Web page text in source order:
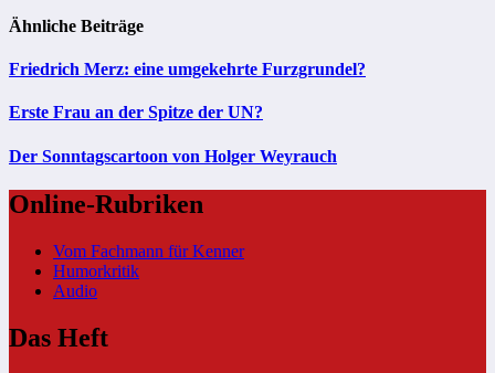
Ähnliche Beiträge
Friedrich Merz: eine umgekehrte Furzgrundel?
Erste Frau an der Spitze der UN?
Der Sonntagscartoon von Holger Weyrauch
Online-Rubriken
Vom Fachmann für Kenner
Humorkritik
Audio
Das Heft